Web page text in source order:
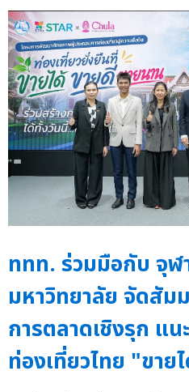
ททท. ร่วมมือกับ จุ
มหาวิทยาลัย จัดสัม
การตลาดเชิงรุก แ
ท่องเที่ยวไทย "ขาย